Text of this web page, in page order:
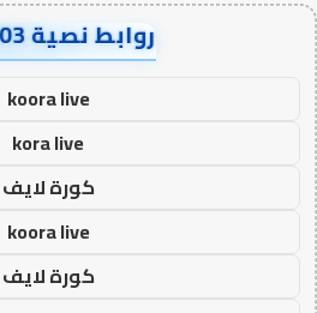
روابط نصية AA4203
koora live
kora live
كورة لايف
koora live
كورة لايف